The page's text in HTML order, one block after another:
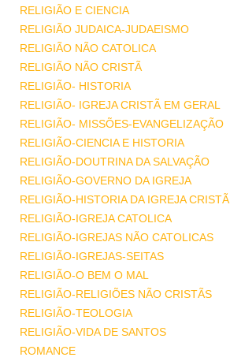
RELIGIÃO E CIENCIA
RELIGIÃO JUDAICA-JUDAEISMO
RELIGIÃO NÃO CATOLICA
RELIGIÃO NÃO CRISTÃ
RELIGIÃO- HISTORIA
RELIGIÃO- IGREJA CRISTÃ EM GERAL
RELIGIÃO- MISSÕES-EVANGELIZAÇÃO
RELIGIÃO-CIENCIA E HISTORIA
RELIGIÃO-DOUTRINA DA SALVAÇÃO
RELIGIÃO-GOVERNO DA IGREJA
RELIGIÃO-HISTORIA DA IGREJA CRISTÃ
RELIGIÃO-IGREJA CATOLICA
RELIGIÃO-IGREJAS NÃO CATOLICAS
RELIGIÃO-IGREJAS-SEITAS
RELIGIÃO-O BEM O MAL
RELIGIÃO-RELIGIÕES NÃO CRISTÃS
RELIGIÃO-TEOLOGIA
RELIGIÃO-VIDA DE SANTOS
ROMANCE